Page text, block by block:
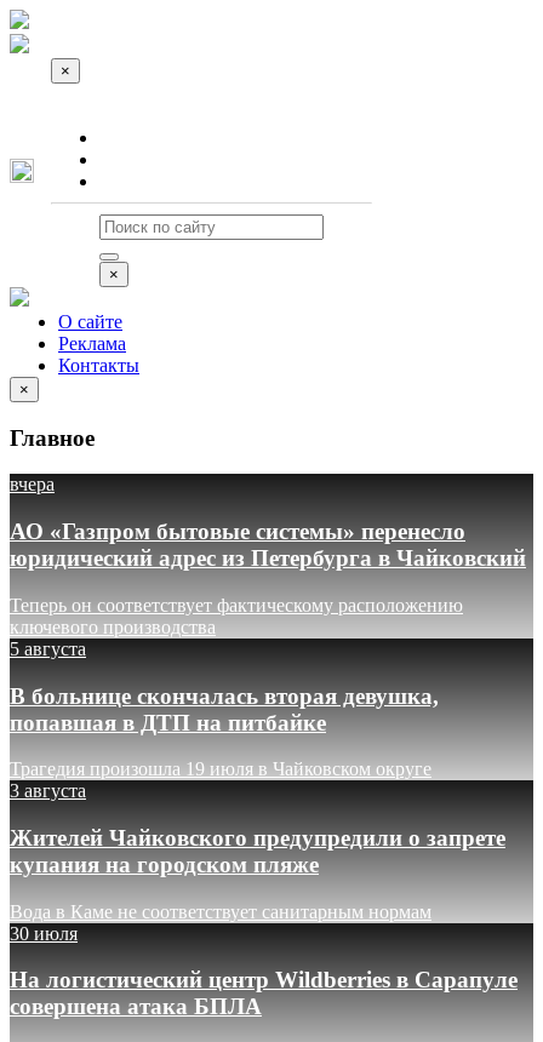
×
×
О сайте
Реклама
Контакты
×
Главное
вчера
АО «Газпром бытовые системы» перенесло
юридический адрес из Петербурга в Чайковский
Теперь он соответствует фактическому расположению
ключевого производства
5 августа
В больнице скончалась вторая девушка,
попавшая в ДТП на питбайке
Трагедия произошла 19 июля в Чайковском округе
3 августа
Жителей Чайковского предупредили о запрете
купания на городском пляже
Вода в Каме не соответствует санитарным нормам
30 июля
На логистический центр Wildberries в Сарапуле
совершена атака БПЛА